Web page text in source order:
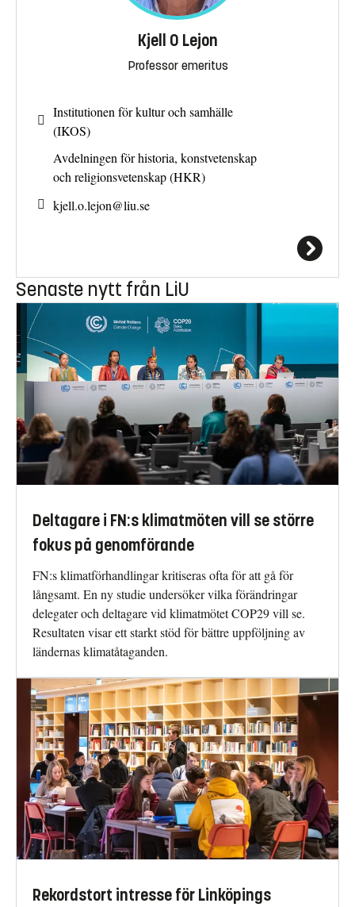
Kjell O Lejon
Professor emeritus
Institutionen för kultur och samhälle
(IKOS)
Avdelningen för historia, konstvetenskap
och religionsvetenskap (HKR)
kjell.o.lejon@liu.se
Senaste nytt från LiU
Deltagare i FN:s klimatmöten vill se större
fokus på genomförande
FN:s klimatförhandlingar kritiseras ofta för att gå för
långsamt. En ny studie undersöker vilka förändringar
delegater och deltagare vid klimatmötet COP29 vill se.
Resultaten visar ett starkt stöd för bättre uppföljning av
ländernas klimatåtaganden.
Rekordstort intresse för Linköpings